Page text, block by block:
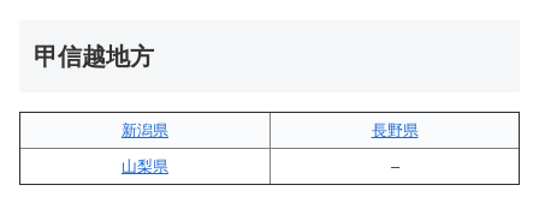
甲信越地方
新潟県
長野県
山梨県
–